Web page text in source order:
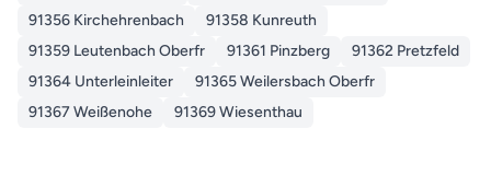
91356 Kirchehrenbach
91358 Kunreuth
91359 Leutenbach Oberfr
91361 Pinzberg
91362 Pretzfeld
91364 Unterleinleiter
91365 Weilersbach Oberfr
91367 Weißenohe
91369 Wiesenthau